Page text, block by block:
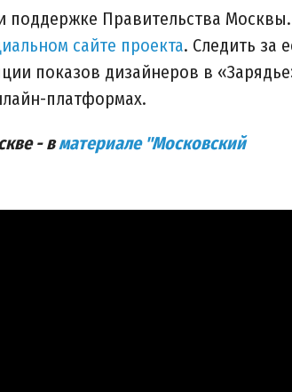
Правительства Москвы.
сайте проекта. Следить за
показов дизайнеров в
платформах.
- вматериале "Московский